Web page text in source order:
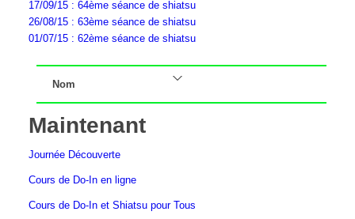
17/09/15 : 64ème séance de shiatsu
26/08/15 : 63ème séance de shiatsu
01/07/15 : 62ème séance de shiatsu
Nom
Maintenant
Journée Découverte
Cours de Do-In en ligne
Cours de Do-In et Shiatsu pour Tous